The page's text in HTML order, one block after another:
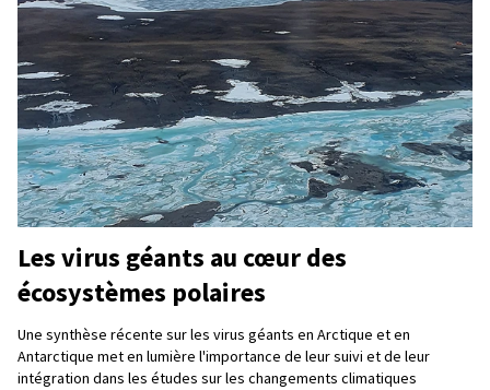
Les virus géants au cœur des
écosystèmes polaires
Une synthèse récente sur les virus géants en Arctique et en
Antarctique met en lumière l'importance de leur suivi et de leur
intégration dans les études sur les changements climatiques